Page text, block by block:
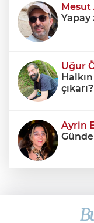
yalnızca bütçe
Mesut
Yapay
Uğur
çıkarı?
Ayrin
doğa